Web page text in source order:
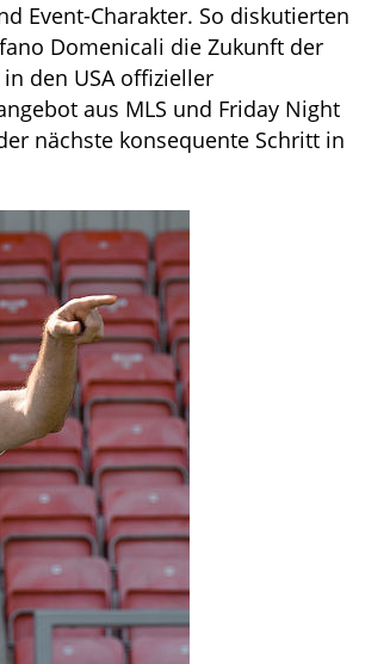
Event-Charakter. So diskutierten
Domenicali die Zukunft der
den USA offizieller
aus MLS und Friday Night
nächste konsequente Schritt in